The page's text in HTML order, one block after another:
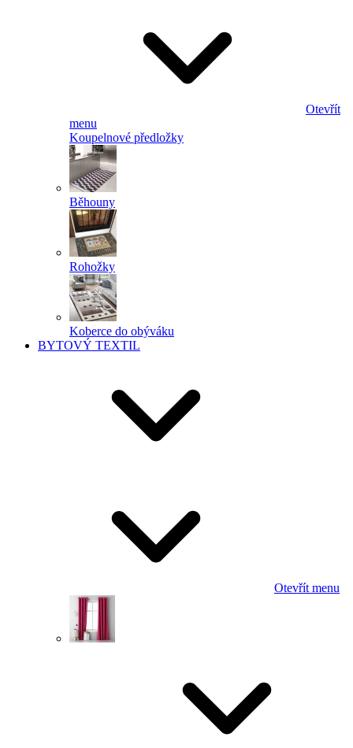
Otevřít
menu
Koupelnové předložky
Běhouny
Rohožky
Koberce do obýváku
BYTOVÝ TEXTIL
Otevřít menu